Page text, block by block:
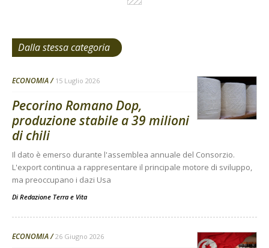
Dalla stessa categoria
ECONOMIA 15 Luglio 2026
Pecorino Romano Dop,
produzione stabile a 39 milioni
di chili
Il dato è emerso durante l'assemblea annuale del Consorzio.
L'export continua a rappresentare il principale motore di sviluppo,
ma preoccupano i dazi Usa
Di Redazione Terra e Vita
ECONOMIA 26 Giugno 2026